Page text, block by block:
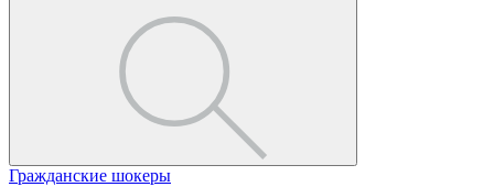
Гражданские шокеры